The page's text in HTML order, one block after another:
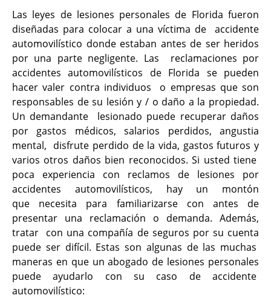
Las leyes de lesiones personales de Florida fueron
diseñadas para colocar a una víctima de accidente
automovilístico donde estaban antes de ser heridos
por una parte negligente. Las reclamaciones por
accidentes automovilísticos de Florida se pueden
hacer valer contra individuos o empresas que son
responsables de su lesión y / o daño a la propiedad.
Un demandante lesionado puede recuperar daños
por gastos médicos, salarios perdidos, angustia
mental, disfrute perdido de la vida, gastos futuros y
varios otros daños bien reconocidos. Si usted tiene
poca experiencia con reclamos de lesiones por
accidentes automovilísticos, hay un montón
que necesita para familiarizarse con antes de
presentar una reclamación o demanda. Además,
tratar con una compañía de seguros por su cuenta
puede ser difícil. Estas son algunas de las muchas
maneras en que un abogado de lesiones personales
puede ayudarlo con su caso de accidente
automovilístico: